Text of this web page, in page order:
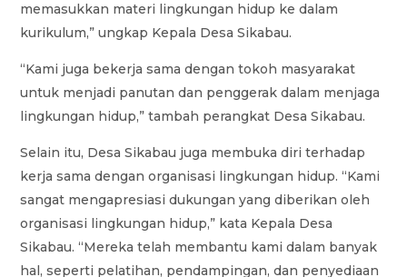
memasukkan materi lingkungan hidup ke dalam
kurikulum,” ungkap Kepala Desa Sikabau.
“Kami juga bekerja sama dengan tokoh masyarakat
untuk menjadi panutan dan penggerak dalam menjaga
lingkungan hidup,” tambah perangkat Desa Sikabau.
Selain itu, Desa Sikabau juga membuka diri terhadap
kerja sama dengan organisasi lingkungan hidup. “Kami
sangat mengapresiasi dukungan yang diberikan oleh
organisasi lingkungan hidup,” kata Kepala Desa
Sikabau. “Mereka telah membantu kami dalam banyak
hal, seperti pelatihan, pendampingan, dan penyediaan